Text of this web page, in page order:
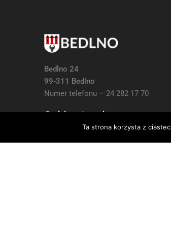
Bedlno 24
99-311 Bedlno
Numer telefonu – 24 282 17 70
Godziny otwarcia:
7:30 do 15:30, Sb i Nie: Nieczynne
Ta strona korzysta z